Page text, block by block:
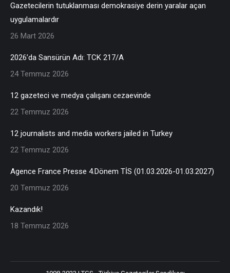
Gazetecilerin tutuklanması demokrasiye derin yaralar açan
uygulamalardır
26 Mart 2026
2026’da Sansürün Adı: TCK 217/A
24 Temmuz 2026
12 gazeteci ve medya çalışanı cezaevinde
22 Temmuz 2026
12 journalists and media workers jailed in Turkey
22 Temmuz 2026
Agence France Presse 4.Dönem TİS (01.03.2026-01.03.2027)
20 Temmuz 2026
Kazandık!
18 Temmuz 2026